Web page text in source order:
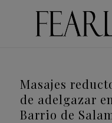
Masajes
de adelgazar
Barrio de